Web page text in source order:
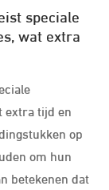
speciale
wat extra
extra tijd en
op
om hun
betekenen dat